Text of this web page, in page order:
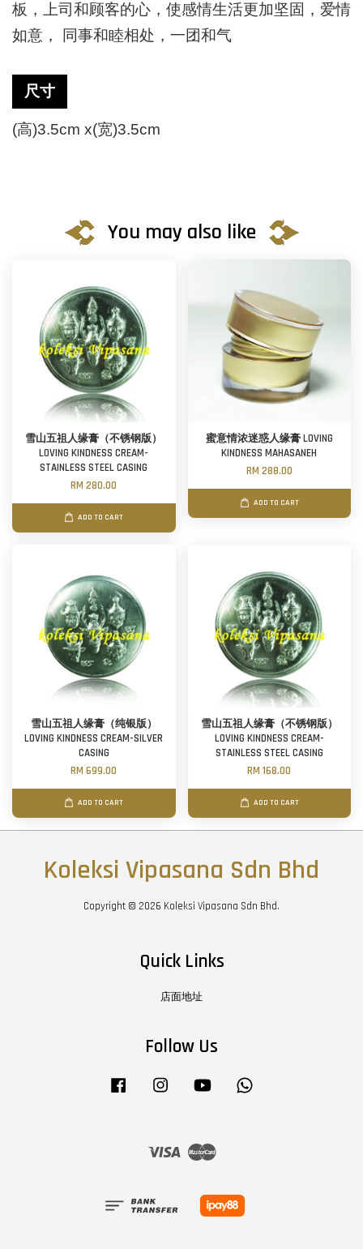
板，上司和顾客的心，使感情生活更加坚固，爱情
如意，
同事和睦相处，一团和气
尺寸
(高)3.5cm x(宽)3.5cm
You may also like
雪山五祖人缘膏（不锈钢版）
LOVING KINDNESS CREAM-
STAINLESS STEEL CASING
RM 280.00
ADD TO CART
蜜意情浓迷惑人缘膏 LOVING
KINDNESS MAHASANEH
RM 288.00
ADD TO CART
雪山五祖人缘膏（纯银版）
LOVING KINDNESS CREAM-SILVER
CASING
RM 699.00
ADD TO CART
雪山五祖人缘膏（不锈钢版）
LOVING KINDNESS CREAM-
STAINLESS STEEL CASING
RM 168.00
ADD TO CART
Koleksi Vipasana Sdn Bhd
Copyright © 2026 Koleksi Vipasana Sdn Bhd.
Quick Links
店面地址
Follow Us
Facebook Instagram YouTube
Visa Master